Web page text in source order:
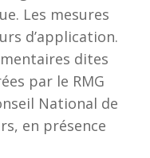
Les mesures
d’application.
dites
par le RMG
National de
en présence